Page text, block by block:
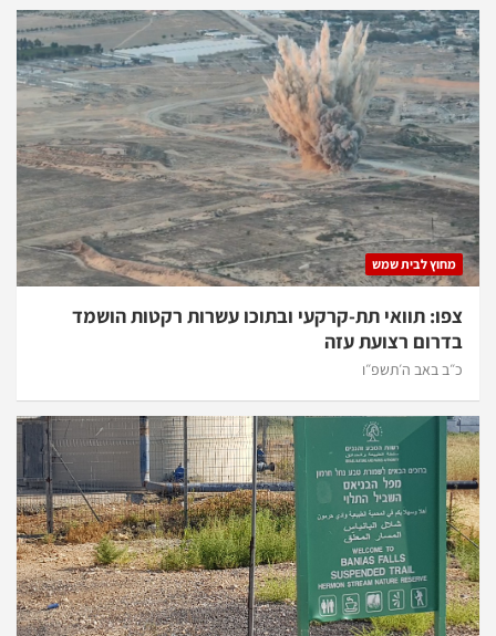
מחוץ לבית שמש
צפו: תוואי תת-קרקעי ובתוכו עשרות רקטות הושמד
בדרום רצועת עזה
כ״ב באב ה׳תשפ״ו